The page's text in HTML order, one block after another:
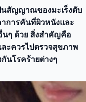
นสัญญาณของมะเร็งตับ
าการคันที่ผิวหนังและ
นๆ ด้วย สิ่งสำคัญคือ
ะควรไปตรวจสุขภาพ
นโรคร้ายต่างๆ